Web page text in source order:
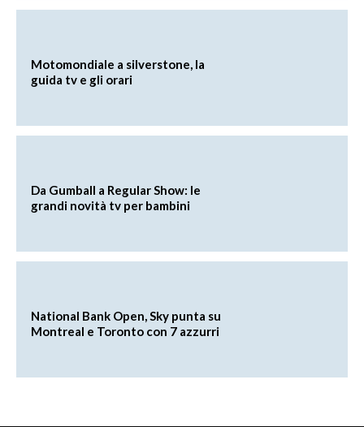
Motomondiale a silverstone, la
guida tv e gli orari
Da Gumball a Regular Show: le
grandi novità tv per bambini
National Bank Open, Sky punta su
Montreal e Toronto con 7 azzurri